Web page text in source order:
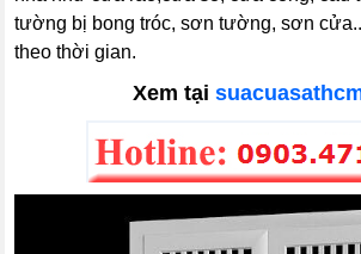
tường bị bong tróc, sơn tường, sơn
theo thời gian.
Xem tại